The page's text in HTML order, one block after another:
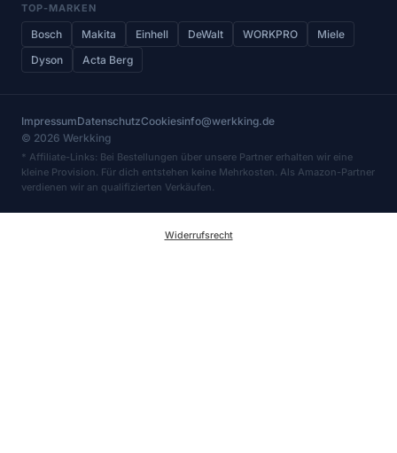
TOP-MARKEN
Bosch Makita Einhell DeWalt WORKPRO
Miele
Dyson
Acta Berg
ImpressumDatenschutzCookiesinfo@werkking.de
© 2026 Werkking
* Affiliate-Links: Bei Bestellungen über unsere Partner erhalten wir eine
kleine Provision. Für dich entstehen keine Mehrkosten. Als Amazon-Partner
verdienen wir an qualifizierten Verkäufen.
Widerrufsrecht